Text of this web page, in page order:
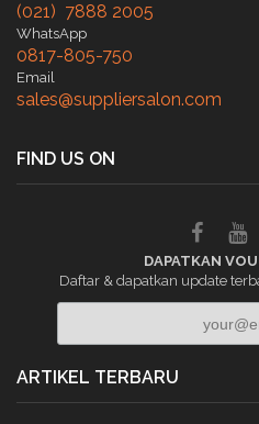
(021) 7888 2005
WhatsApp
0817-805-750
Email
sales@suppliersalon.com
FIND US ON
DAPATKAN
Daftar & dapatkan update
ARTIKEL TERBARU